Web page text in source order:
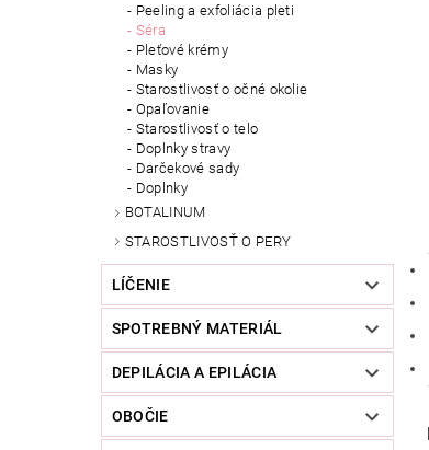
Peeling a exfoliácia pleti
Séra
Pleťové krémy
Masky
Starostlivosť o očné okolie
Opaľovanie
Starostlivosť o telo
Doplnky stravy
Darčekové sady
Doplnky
BOTALINUM
STAROSTLIVOSŤ O PERY
LÍČENIE
SPOTREBNÝ MATERIÁL
DEPILÁCIA A EPILÁCIA
OBOČIE